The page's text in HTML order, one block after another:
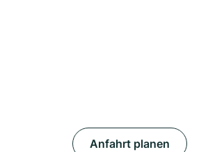
Anfahrt planen